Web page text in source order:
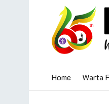
Home Warta